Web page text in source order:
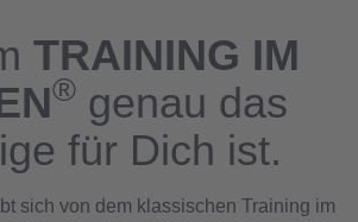
TRAINING IM
® genau das
für Dich ist.
sich von dem klassischen Training im